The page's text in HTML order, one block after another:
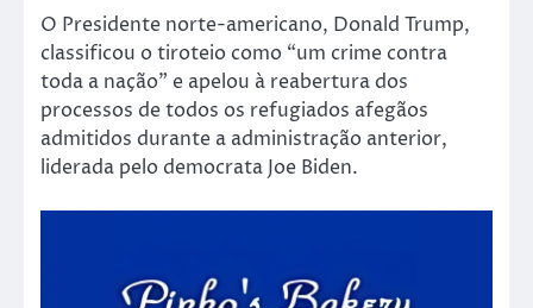
O Presidente norte-americano, Donald Trump,
classificou o tiroteio como “um crime contra
toda a nação” e apelou à reabertura dos
processos de todos os refugiados afegãos
admitidos durante a administração anterior,
liderada pelo democrata Joe Biden.